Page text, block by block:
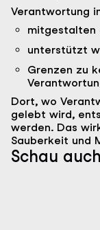
Verantwortung
mitgestalten
unterstützt
Grenzen zu
Dort, wo
gelebt wird,
werden. Das
Sauberkeit und
Schau